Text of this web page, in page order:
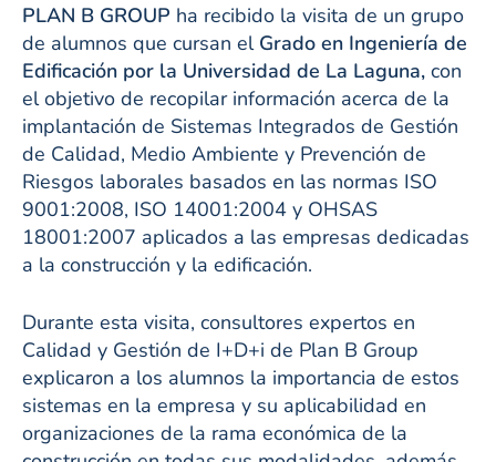
PLAN B GROUP ha recibido la visita de un grupo
de alumnos que cursan el Grado en Ingeniería de
Edificación por la Universidad de La Laguna, con
el objetivo de recopilar información acerca de la
implantación de Sistemas Integrados de Gestión
de Calidad, Medio Ambiente y Prevención de
Riesgos laborales basados en las normas ISO
9001:2008, ISO 14001:2004 y OHSAS
18001:2007 aplicados a las empresas dedicadas
a la construcción y la edificación.
Durante esta visita, consultores expertos en
Calidad y Gestión de I+D+i de Plan B Group
explicaron a los alumnos la importancia de estos
sistemas en la empresa y su aplicabilidad en
organizaciones de la rama económica de la